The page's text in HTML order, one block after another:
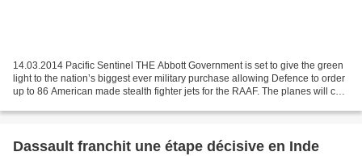
14.03.2014 Pacific Sentinel THE Abbott Government is set to give the green
light to the nation’s biggest ever military purchase allowing Defence to order
up to 86 American made stealth fighter jets for the RAAF. The planes will cost
Dassault franchit une étape décisive en Inde